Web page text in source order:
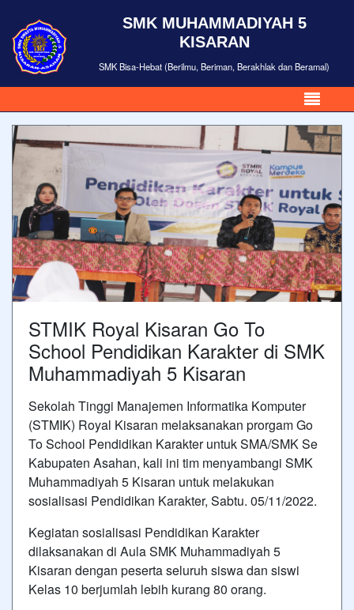
SMK MUHAMMADIYAH 5
KISARAN
SMK Bisa-Hebat (Berilmu, Beriman, Berakhlak dan Beramal)
STMIK Royal Kisaran Go To
School Pendidikan Karakter di SMK
Muhammadiyah 5 Kisaran
Sekolah Tinggi Manajemen Informatika Komputer
(STMIK) Royal Kisaran melaksanakan prorgam Go
To School Pendidikan Karakter untuk SMA/SMK Se
Kabupaten Asahan, kali ini tim menyambangi SMK
Muhammadiyah 5 Kisaran untuk melakukan
sosialisasi Pendidikan Karakter, Sabtu. 05/11/2022.
Kegiatan sosialisasi Pendidikan Karakter
dilaksanakan di Aula SMK Muhammadiyah 5
Kisaran dengan peserta seluruh siswa dan siswi
Kelas 10 berjumlah lebih kurang 80 orang.